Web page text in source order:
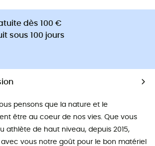
dès 100 €
sous 100 jours
pensons que la nature et le
être au coeur de nos vies. Que vous
athlète de haut niveau, depuis 2015,
vous notre goût pour le bon matériel